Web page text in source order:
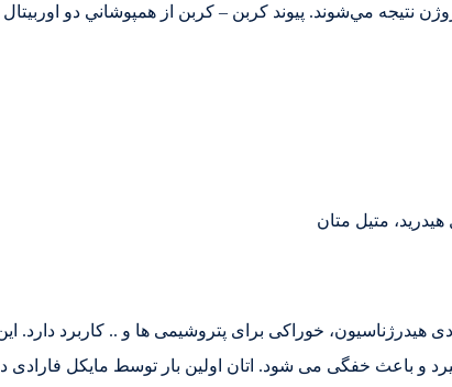
متیل متان
دی هیدرژناسیون، خوراکی برای پتروشیمی ها و .. کاربرد